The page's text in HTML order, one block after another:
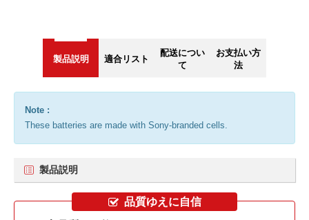
製品説明 適合リスト
配送につい
て
お支払い方
法
Note :
These batteries are made with Sony-branded cells.
製品説明
品質ゆえに自信